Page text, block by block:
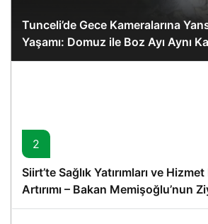
Tunceli’de Gece Kameralarına
Yaşamı: Domuz ile Boz Ayı Aynı
2
Siirt’te Sağlık Yatırımları ve
Artırımı – Bakan Memişoğlu’nun